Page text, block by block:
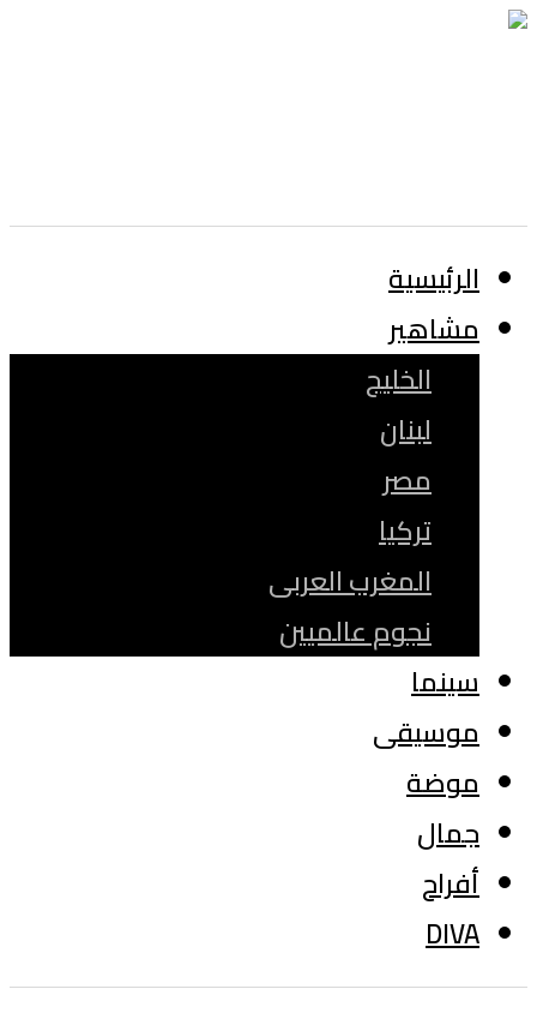
الرئيسية
مشاهير
الخليج
لبنان
مصر
تركيا
المغرب العربى
نجوم عالميين
سينما
موسيقى
موضة
جمال
أفراح
DIVA